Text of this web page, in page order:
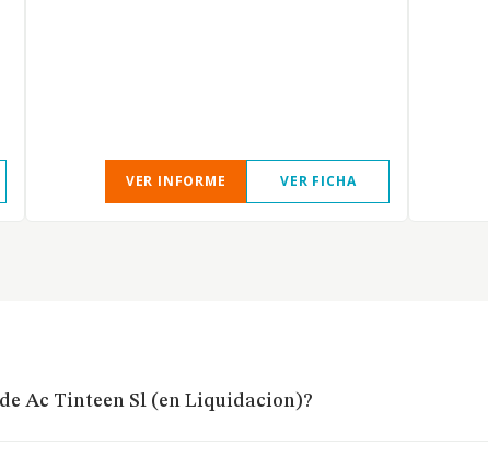
VER INFORME VER FICHA
de Ac Tinteen Sl (en Liquidacion)?